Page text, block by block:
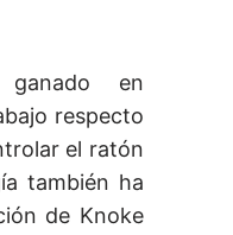
en
respecto
el ratón
también ha
de Knoke